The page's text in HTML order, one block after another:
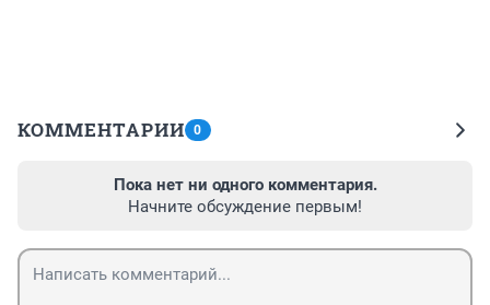
КОММЕНТАРИИ 0
Пока нет ни одного комментария.
Начните обсуждение первым!